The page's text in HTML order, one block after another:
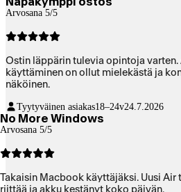
Arvosana 5/5
Ostin läppärin tulevia opintoja varten. Applen ystävänä koneen
käyttäminen on ollut mielekästä ja
näköinen.
Tyytyväinen asiakas18–24v24.7.2026
No More Windows
Arvosana 5/5
Takaisin Macbook käyttäjäksi. Uusi Air
riittää ja akku kestänyt koko päivän.